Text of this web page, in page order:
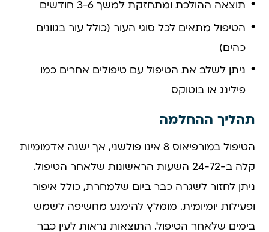
תוצאה ההולכת ומתחזקת למשך 3-6 חודשים
הטיפול מתאים לכל סוגי העור (כולל עור בגוונים
כהים)
ניתן לשלב את הטיפול עם טיפולים אחרים כמו
פילינג או בוטוקס
תהליך ההחלמה
הטיפול במורפיאוס 8 אינו פולשני, אך ישנה אדמומיות
קלה ב-24-72 השעות הראשונות שלאחר הטיפול.
ניתן לחזור לשגרה כבר ביום שלמחרת, כולל איפור
ופעילות יומיומית. מומלץ להימנע מחשיפה לשמש
בימים שלאחר הטיפול. התוצאות נראות לעין כבר